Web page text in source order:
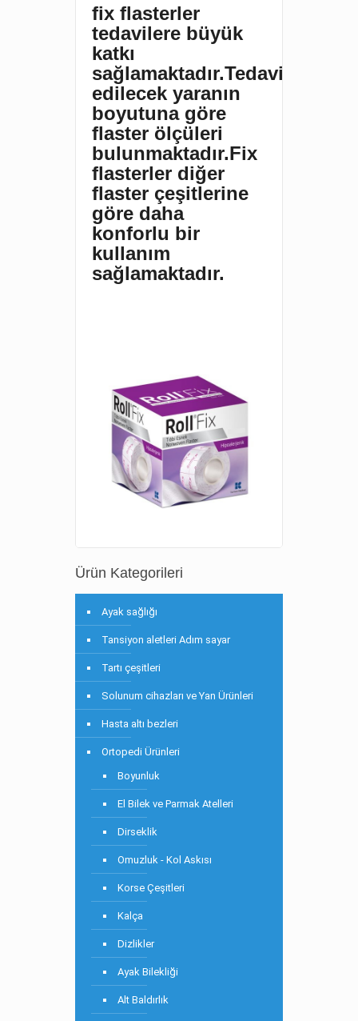
fix flasterler
tedavilere büyük
katkı
sağlamaktadır.Tedavi
edilecek yaranın
boyutuna göre
flaster ölçüleri
bulunmaktadır.Fix
flasterler diğer
flaster çeşitlerine
göre daha
konforlu bir
kullanım
sağlamaktadır.
Ürün Kategorileri
Ayak sağlığı
Tansiyon aletleri Adım sayar
Tartı çeşitleri
Solunum cihazları ve Yan Ürünleri
Hasta altı bezleri
Ortopedi Ürünleri
Boyunluk
El Bilek ve Parmak Atelleri
Dirseklik
Omuzluk - Kol Askısı
Korse Çeşitleri
Kalça
Dizlikler
Ayak Bilekliği
Alt Baldırlık